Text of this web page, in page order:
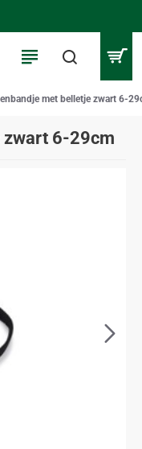
zwart 6-29cm
met belletje zwart 6-